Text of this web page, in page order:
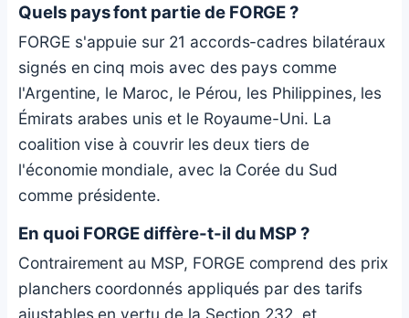
Quels pays font partie de FORGE ?
FORGE s'appuie sur 21 accords-cadres bilatéraux
signés en cinq mois avec des pays comme
l'Argentine, le Maroc, le Pérou, les Philippines, les
Émirats arabes unis et le Royaume-Uni. La
coalition vise à couvrir les deux tiers de
l'économie mondiale, avec la Corée du Sud
comme présidente.
En quoi FORGE diffère-t-il du MSP ?
Contrairement au MSP, FORGE comprend des prix
planchers coordonnés appliqués par des tarifs